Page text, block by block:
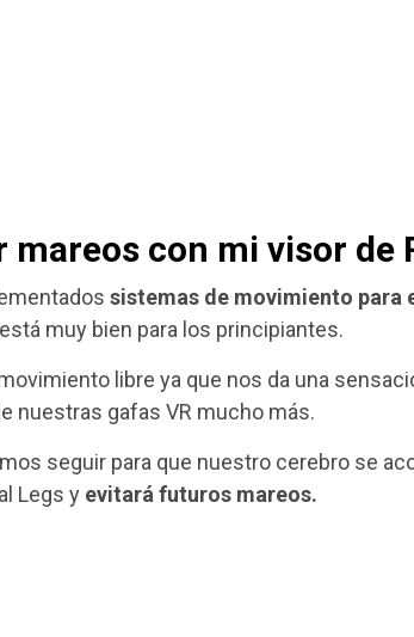
mareos con mi visor de
sistemas de movimiento para
muy bien para los principiantes.
libre ya que nos da una
nuestras gafas VR mucho más.
seguir para que nuestro cerebro se
Legs y evitará futuros mareos.